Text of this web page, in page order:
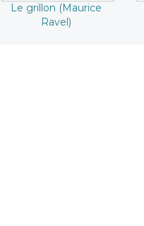
Le grillon (Maurice
Ravel)